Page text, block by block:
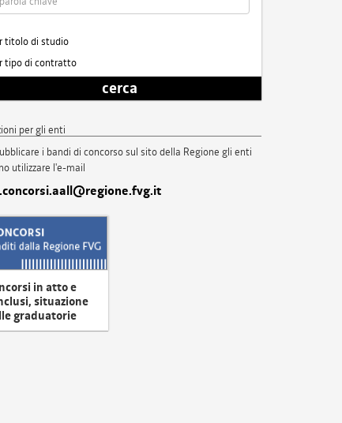
titolo di studio
tipo di contratto
cerca
per gli enti
i bandi di concorso sul sito della Regione gli enti
utilizzare l'e-mail
in atto e
situazione
graduatorie